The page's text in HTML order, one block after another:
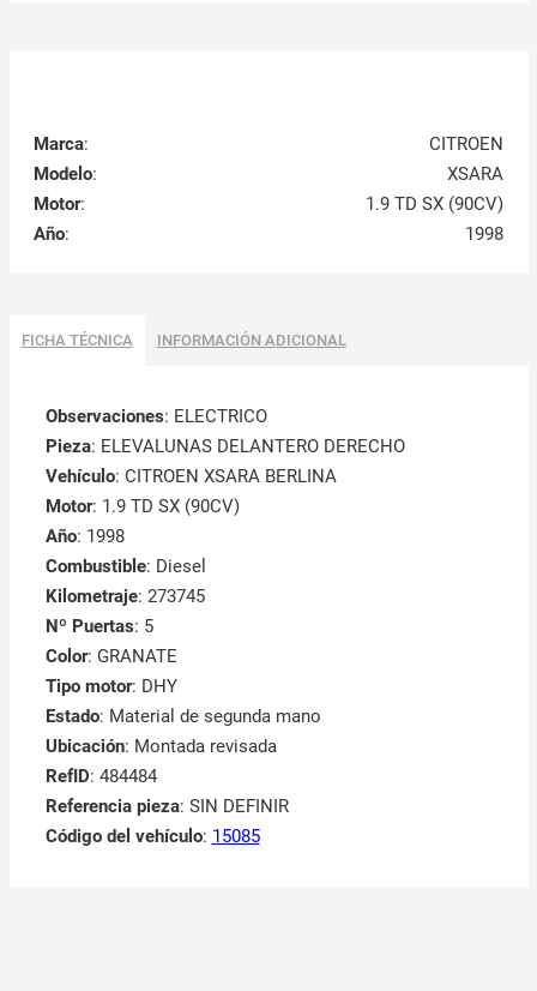
Marca:
CITROEN
Modelo:
XSARA
Motor:
1.9 TD SX (90CV)
Año: 1998
FICHA TÉCNICA INFORMACIÓN ADICIONAL
Observaciones: ELECTRICO
Pieza: ELEVALUNAS DELANTERO DERECHO
Vehículo: CITROEN XSARA BERLINA
Motor: 1.9 TD SX (90CV)
Año: 1998
Combustible: Diesel
Kilometraje: 273745
Nº Puertas: 5
Color: GRANATE
Tipo motor: DHY
Estado: Material de segunda mano
Ubicación: Montada revisada
RefID: 484484
Referencia pieza: SIN DEFINIR
Código del vehículo: 15085